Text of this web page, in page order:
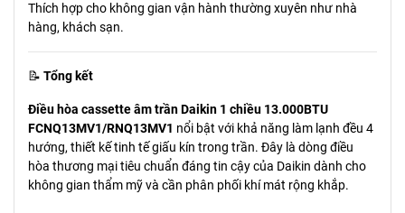
Thích hợp cho không gian vận hành thường xuyên như nhà
hàng, khách sạn.
📝 Tổng kết
Điều hòa cassette âm trần Daikin 1 chiều 13.000BTU
FCNQ13MV1/RNQ13MV1 nổi bật với khả năng làm lạnh đều 4
hướng, thiết kế tinh tế giấu kín trong trần. Đây là dòng điều
hòa thương mại tiêu chuẩn đáng tin cậy của Daikin dành cho
không gian thẩm mỹ và cần phân phối khí mát rộng khắp.